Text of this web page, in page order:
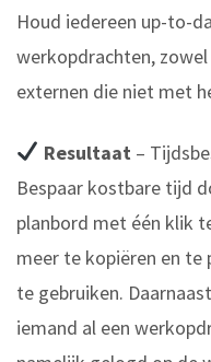
Houd iedereen up-to-
werkopdrachten,
externen die niet met
Resultaat –
Bespaar kostbare tijd
planbord met één klik
meer te kopiëren en te
te gebruiken.
iemand al een